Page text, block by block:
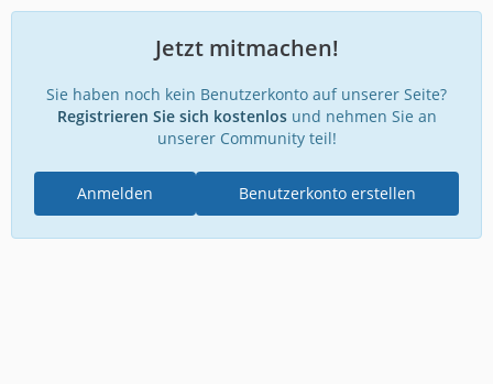
Jetzt mitmachen!
Sie haben noch kein Benutzerkonto auf unserer Seite?
Registrieren Sie sich kostenlosund nehmen Sie an
unserer Community teil!
Benutzerkonto erstellen
Anmelden